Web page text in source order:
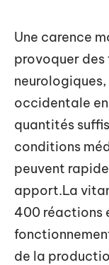
Une carence
provoquer
occidentale
quantités
conditions
peuvent
apport.La
400 réactions
de la